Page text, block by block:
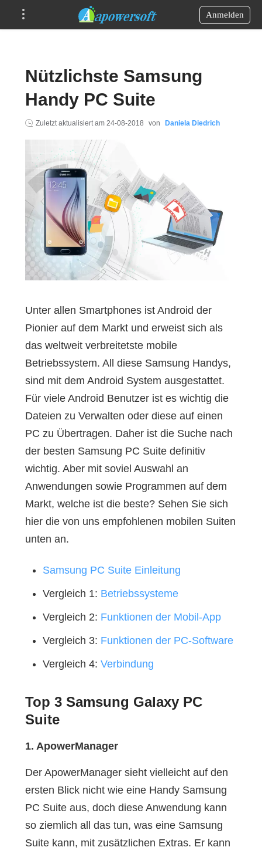
Anmelden
Nützlichste Samsung
Handy PC Suite
Zuletzt aktualisiert am 24-08-2018 von Daniela Diedrich
Unter allen Smartphones ist Android der
Pionier auf dem Markt und erweist sich als
das weltweit verbreitetste mobile
Betriebssystem. All diese Samsung Handys,
sind mit dem Android System ausgestattet.
Für viele Android Benutzer ist es wichtig die
Dateien zu Verwalten oder diese auf einen
PC zu Übertragen. Daher ist die Suche nach
der besten Samsung PC Suite definitiv
wichtig. Aber mit soviel Auswahl an
Anwendungen sowie Programmen auf dem
Markt, welche ist die beste? Sehen Sie sich
hier die von uns empfohlenen mobilen Suiten
unten an.
Samsung PC Suite Einleitung
Vergleich 1: Betriebssysteme
Vergleich 2: Funktionen der Mobil-App
Vergleich 3: Funktionen der PC-Software
Vergleich 4: Verbindung
Top 3 Samsung Galaxy PC
Suite
1. ApowerManager
Der ApowerManager sieht vielleicht auf den
ersten Blick nicht wie eine Handy Samsung
PC Suite aus, doch diese Anwendung kann
so ziemlich all das tun, was eine Samsung
Suite kann, mit zusätzlichen Extras. Er kann